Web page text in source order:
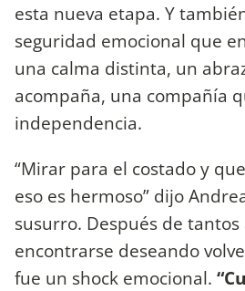
esta nueva etapa. Y
seguridad emocional que
una calma distinta, un
acompaña, una compañía
independencia.
“Mirar para el costado y
eso es hermoso” dijo
susurro. Después de tantos
encontrarse deseando
fue un shock emocional.